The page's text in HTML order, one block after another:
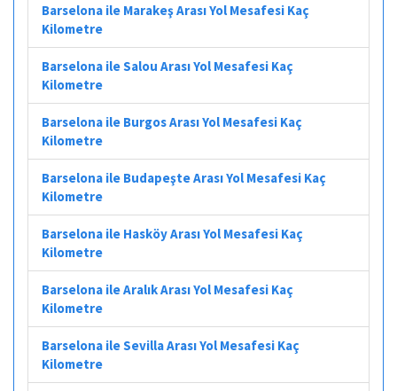
Barselona ile Marakeş Arası Yol Mesafesi Kaç
Kilometre
Barselona ile Salou Arası Yol Mesafesi Kaç
Kilometre
Barselona ile Burgos Arası Yol Mesafesi Kaç
Kilometre
Barselona ile Budapeşte Arası Yol Mesafesi Kaç
Kilometre
Barselona ile Hasköy Arası Yol Mesafesi Kaç
Kilometre
Barselona ile Aralık Arası Yol Mesafesi Kaç
Kilometre
Barselona ile Sevilla Arası Yol Mesafesi Kaç
Kilometre